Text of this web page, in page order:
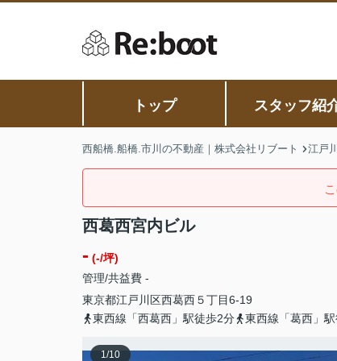
トップ スタッフ紹
西船橋.船橋.市川の不動産｜株式会社リブート 江戸
西葛西宮内ビル
- (-/坪)
管理/共益費 -
東京都江戸川区西葛西５丁目6-19
東西線「西葛西」駅徒歩2分
東西線「葛西」
1/10